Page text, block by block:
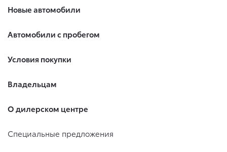
Новые автомобили
Автомобили с пробегом
Условия покупки
Владельцам
О дилерском центре
Специальные предложения